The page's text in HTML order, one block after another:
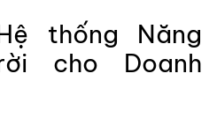
thống Năng
cho Doanh